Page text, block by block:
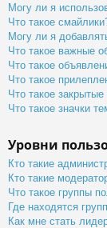
Могу ли я
Что такое
Могу ли я
Что такое важные
Что такое
Что такое
Что такое
Что такое значки
Уровни
Кто такие
Кто такие
Что такое группы
Где находятся
Как мне стать